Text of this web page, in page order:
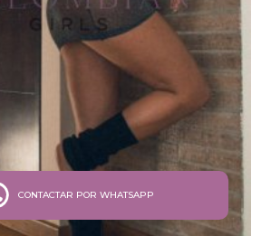
CONTACTAR POR WHATSAPP